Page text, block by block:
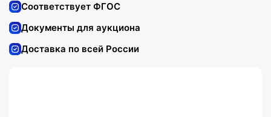
Соответствует ФГОС
Документы для аукциона
Доставка по всей России